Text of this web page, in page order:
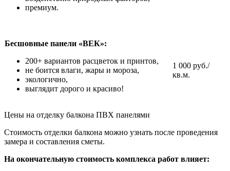
премиум.
Бесшовные панели «ВЕК»:
200+ вариантов расцветок и принтов,
не боится влаги, жары и мороза,
экологично,
выглядит дорого и красиво!
1 000 руб./
кв.м.
Цены на отделку балкона ПВХ панелями
Стоимость отделки балкона можно узнать после проведения
замера и составления сметы.
На окончательную стоимость комплекса работ влияет: